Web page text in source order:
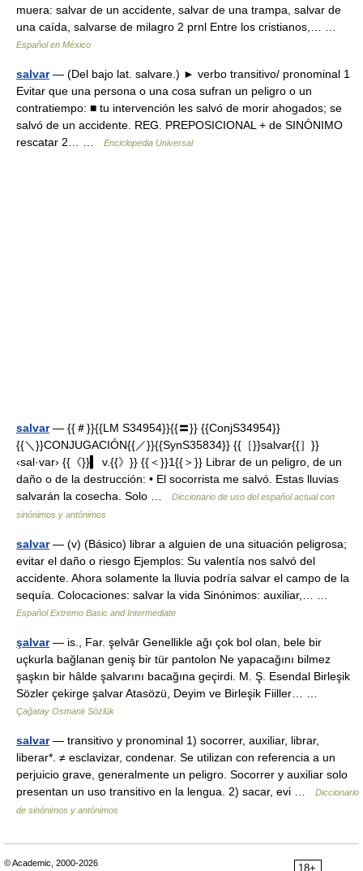
muera: salvar de un accidente, salvar de una trampa, salvar de
una caída, salvarse de milagro 2 prnl Entre los cristianos,… …
Español en México
salvar— (Del bajo lat. salvare.) ► verbo transitivo/ pronominal 1
Evitar que una persona o una cosa sufran un peligro o un
contratiempo: ■ tu intervención les salvó de morir ahogados; se
salvó de un accidente. REG. PREPOSICIONAL + de SINÓNIMO
rescatar 2… …
Enciclopedia Universal
salvar— {{＃}}{{LM S34954}}{{〓}} {{ConjS34954}}
{{＼}}CONJUGACIÓN{{／}}{{SynS35834}} {{［}}salvar{{］}}
‹sal·var› {{《}}▍ v.{{》}} {{＜}}1{{＞}} Librar de un peligro, de un
daño o de la destrucción: • El socorrista me salvó. Estas lluvias
salvarán la cosecha. Solo …
Diccionario de uso del español actual con
sinónimos y antónimos
salvar— (v) (Básico) librar a alguien de una situación peligrosa;
evitar el daño o riesgo Ejemplos: Su valentía nos salvó del
accidente. Ahora solamente la lluvia podría salvar el campo de la
sequía. Colocaciones: salvar la vida Sinónimos: auxiliar,… …
Español Extremo Basic and Intermediate
şalvar— is., Far. şelvār Genellikle ağı çok bol olan, bele bir
uçkurla bağlanan geniş bir tür pantolon Ne yapacağını bilmez
şaşkın bir hâlde şalvarını bacağına geçirdi. M. Ş. Esendal Birleşik
Sözler çekirge şalvar Atasözü, Deyim ve Birleşik Fiiller… …
Çağatay Osmanlı Sözlük
salvar— transitivo y pronominal 1) socorrer, auxiliar, librar,
liberar*. ≠ esclavizar, condenar. Se utilizan con referencia a un
perjuicio grave, generalmente un peligro. Socorrer y auxiliar solo
presentan un uso transitivo en la lengua. 2) sacar, evi …
Diccionario
de sinónimos y antónimos
18+
© Academic, 2000-2026